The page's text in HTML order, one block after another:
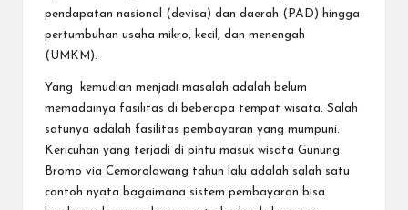
pendapatan nasional (devisa) dan daerah (PAD) hingga
pertumbuhan usaha mikro, kecil, dan menengah
(UMKM).
Yang kemudian menjadi masalah adalah belum
memadainya fasilitas di beberapa tempat wisata. Salah
satunya adalah fasilitas pembayaran yang mumpuni.
Kericuhan yang terjadi di pintu masuk wisata Gunung
Bromo via Cemorolawang tahun lalu adalah salah satu
contoh nyata bagaimana sistem pembayaran bisa